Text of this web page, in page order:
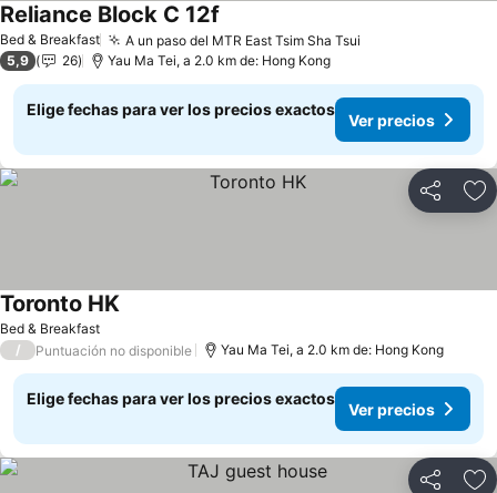
Bed & Breakfast A un paso del MTR East Tsim Sha Tsui
Reliance Block C 12f
5,9 26 Yau Ma Tei, a 2.0 km de: Hong Kong
Elige fechas para ver los precios exactos
Ver precios
Compartir
Bed & Breakfast
Toronto HKVer precios
/ Puntuación no disponible Yau Ma Tei, a 2.0 km de: Hong Kong
Elige fechas para ver los precios exactos
Ver precios